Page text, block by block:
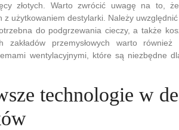
złotych. Warto zwrócić uwagę na to,
z użytkowaniem destylarki. Należy
do podgrzewania cieczy, a także
zakładów przemysłowych warto
wentylacyjnymi, które są niezbędne
technologie w